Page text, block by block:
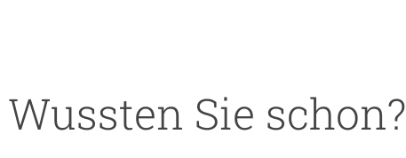
Wussten Sie schon?